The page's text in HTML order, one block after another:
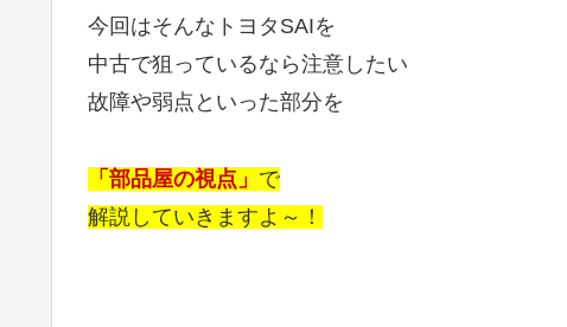
今回はそんなトヨタSAIを
中古で狙っているなら注意したい
故障や弱点といった部分を
「部品屋の視点」 で
解説していきますよ～！